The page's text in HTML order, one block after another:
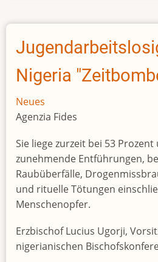
Größe
Nigeria
Neues
Agenzia Fides
Sie liege zurzeit bei 53
zunehmende Entführungen,
Raubüberfälle,
und rituelle Tötungen
Menschenopfer.
Erzbischof Lucius Ugorji,
nigerianischen